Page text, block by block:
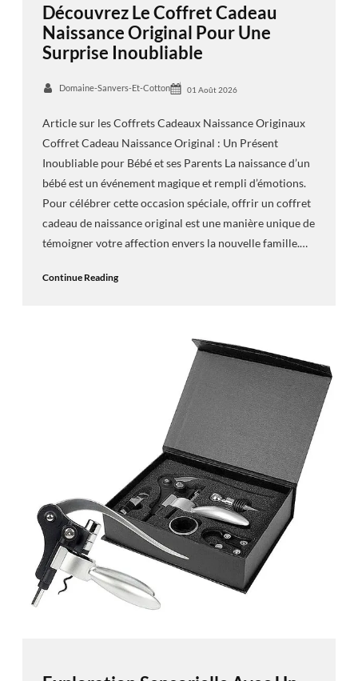
Découvrez Le Coffret Cadeau
Naissance Original Pour Une
Surprise Inoubliable
Domaine-Sanvers-Et-Cotton 01 Août 2026
Article sur les Coffrets Cadeaux Naissance Originaux
Coffret Cadeau Naissance Original : Un Présent
Inoubliable pour Bébé et ses Parents La naissance d’un
bébé est un événement magique et rempli d’émotions.
Pour célébrer cette occasion spéciale, offrir un coffret
cadeau de naissance original est une manière unique de
témoigner votre affection envers la nouvelle famille.…
Continue Reading